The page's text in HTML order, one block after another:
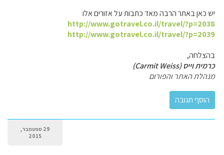
יש כאן באתר הרבה מאד כתבות על אזורים אלו
http://www.gotravel.co.il/travel/?p=2038
http://www.gotravel.co.il/travel/?p=2039
בהצלחה,
כרמית וייס (Carmit Weiss)
מנהלת האתר והפורום
29 ספטמבר,
2015